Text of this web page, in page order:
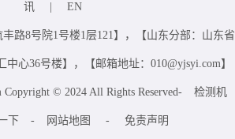
讯 EN
丰路8号院1号楼1层121】，【山东分部：山东省
心36号楼】，【邮箱地址：010@yjsyi.com】
Copyright © 2024 All Rights Reserved- 检测机
下 - 网站地图 - 免责声明